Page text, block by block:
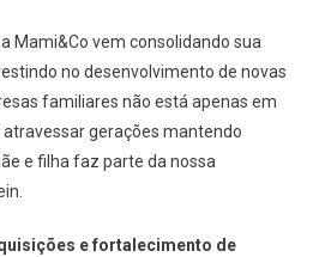
Mami&Co vem consolidando sua
no desenvolvimento de novas
familiares não está apenas em
gerações mantendo
e filha faz parte da nossa
e fortalecimento de